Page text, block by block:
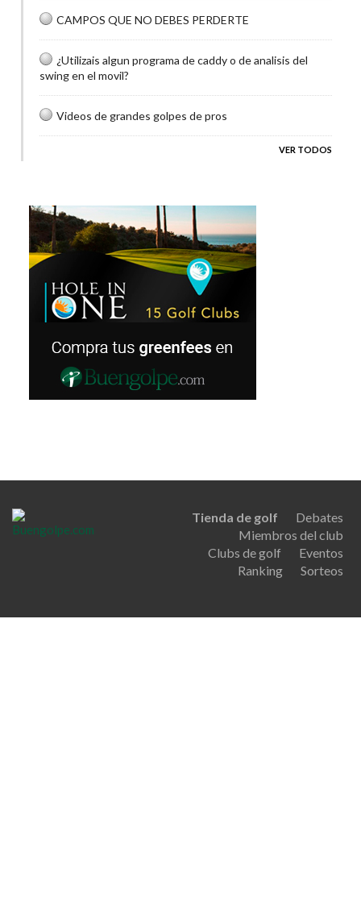
CAMPOS QUE NO DEBES PERDERTE
¿Utilizais algun programa de caddy o de analisis del
swing en el movil?
Videos de grandes golpes de pros
VER TODOS
Tienda de golf
Debates
Miembros del club
Clubs de golf
Eventos
Ranking
Sorteos